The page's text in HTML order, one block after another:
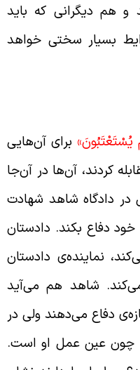
هم دیگرانی که باید
بسیار سختی خواهد
برای آن‌هایی
کردند، آن‌ها در آن‌جا
دادگاه شاهد شهادت
دفاع بکند. دادستان
نماینده‌ی دادستان
شاهد هم می‌آید
دفاع می‌دهند ولی در
چون عین عمل او است.